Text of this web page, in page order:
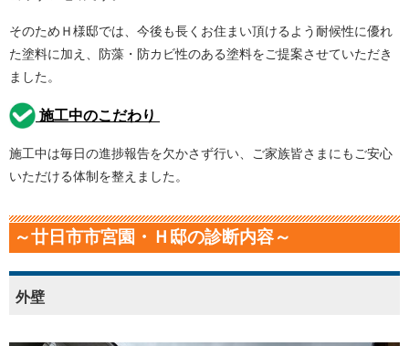
そのためＨ様邸では、今後も長くお住まい頂けるよう耐候性に優れ
た塗料に加え、防藻・防カビ性のある塗料をご提案させていただき
ました。
施工中のこだわり
施工中は毎日の進捗報告を欠かさず行い、ご家族皆さまにもご安心
いただける体制を整えました。
～廿日市市宮園・Ｈ邸の診断内容～
外壁